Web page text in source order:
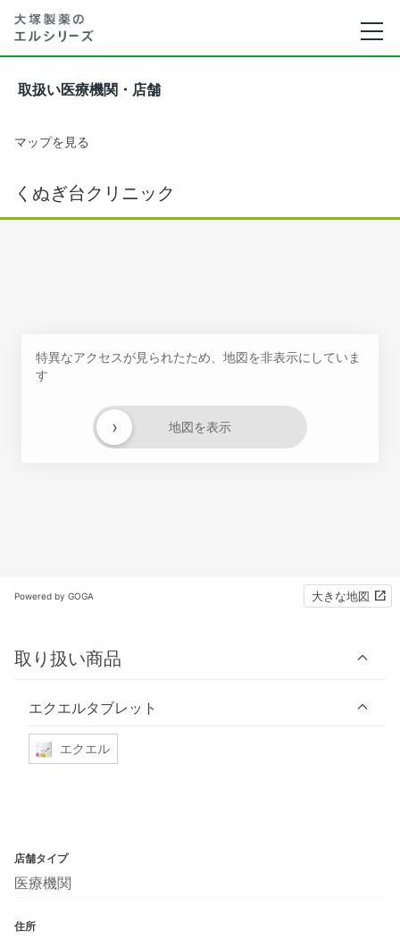
取扱い医療機関・店舗
マップを見る
くぬぎ台クリニック
特異なアクセスが見られたため、地図を非表示にしていま
す
地図を表示
›
Powered by GOGA 大きな地図
取り扱い商品
エクエルタブレット
エクエル
店舗タイプ
医療機関
住所